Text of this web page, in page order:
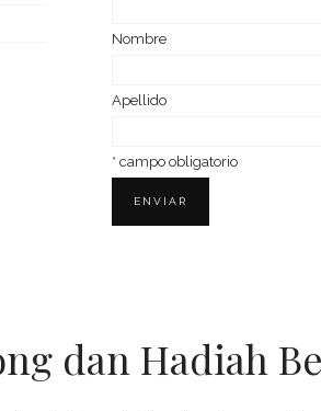
Nom­bre
Ape­llido
* campo obligatorio
dan Hadiah